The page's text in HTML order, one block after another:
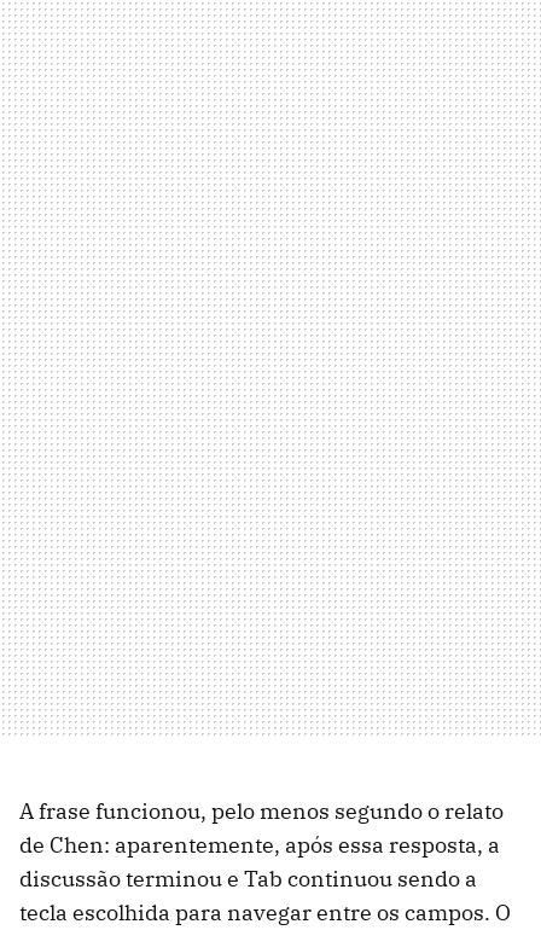
A frase funcionou, pelo menos segundo o relato
de Chen: aparentemente, após essa resposta, a
discussão terminou e Tab continuou sendo a
tecla escolhida para navegar entre os campos. O